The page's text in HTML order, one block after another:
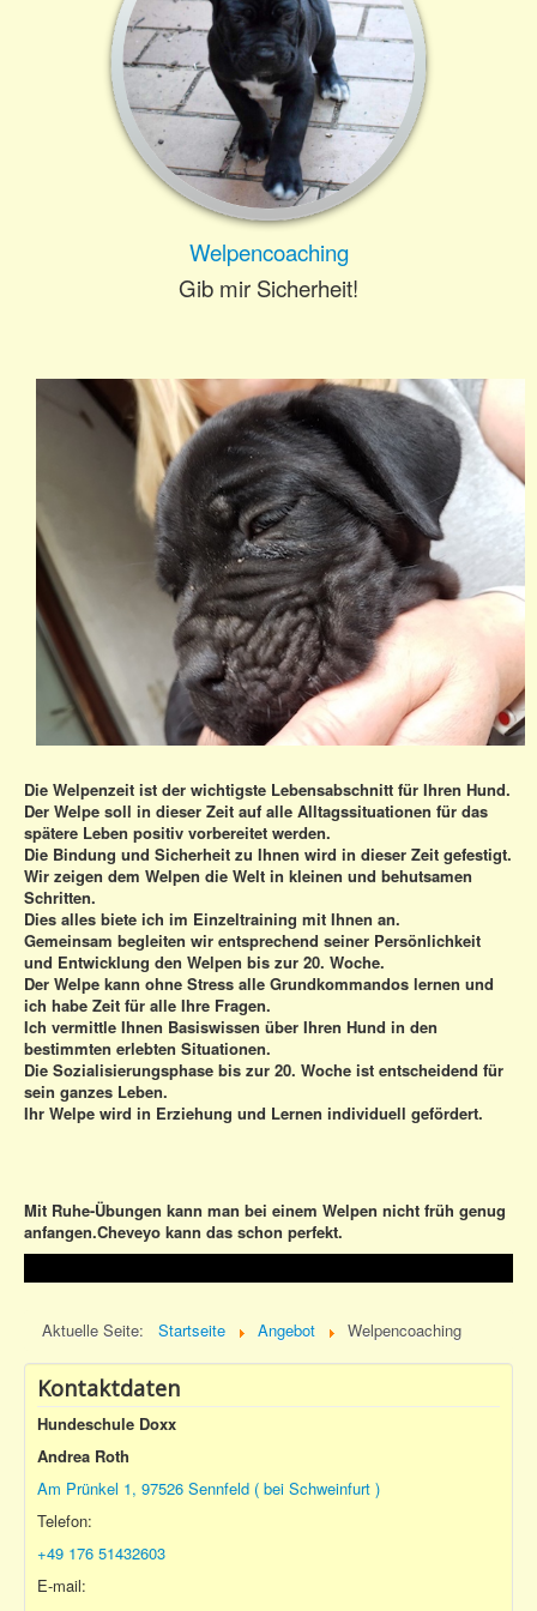
Welpencoaching
Gib mir Sicherheit!
Die Welpenzeit ist der wichtigste Lebensabschnitt für Ihren Hund.
Der Welpe soll in dieser Zeit auf alle Alltagssituationen für das
spätere Leben positiv vorbereitet werden.
Die Bindung und Sicherheit zu Ihnen wird in dieser Zeit gefestigt.
Wir zeigen dem Welpen die Welt in kleinen und behutsamen
Schritten.
Dies alles biete ich im Einzeltraining mit Ihnen an.
Gemeinsam begleiten wir entsprechend seiner Persönlichkeit
und Entwicklung den Welpen bis zur 20. Woche.
Der Welpe kann ohne Stress alle Grundkommandos lernen und
ich habe Zeit für alle Ihre Fragen.
Ich vermittle Ihnen Basiswissen über Ihren Hund in den
bestimmten erlebten Situationen.
Die Sozialisierungsphase bis zur 20. Woche ist entscheidend für
sein ganzes Leben.
Ihr Welpe wird in Erziehung und Lernen individuell gefördert.
Mit Ruhe-Übungen kann man bei einem Welpen nicht früh genug
anfangen.Cheveyo kann das schon perfekt.
Aktuelle Seite: Startseite Angebot Welpencoaching
Kontaktdaten
Hundeschule Doxx
Andrea Roth
Am Prünkel 1, 97526 Sennfeld ( bei Schweinfurt )
Telefon:
+49 176 51432603
E-mail: